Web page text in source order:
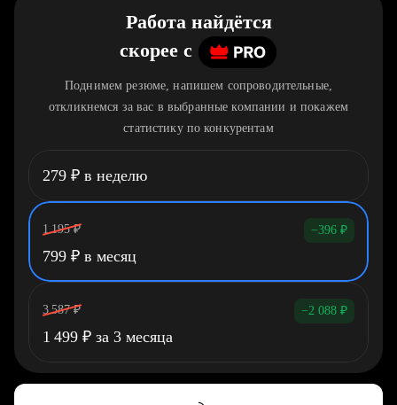
Работа найдётся
скорее c
Поднимем резюме, напишем сопроводительные,
откликнемся за вас в выбранные компании и покажем
статистику по конкурентам
279 ₽ в неделю
1 195 ₽ −396 ₽
799 ₽ в месяц
3 587 ₽ −2 088 ₽
1 499 ₽ за 3 месяца